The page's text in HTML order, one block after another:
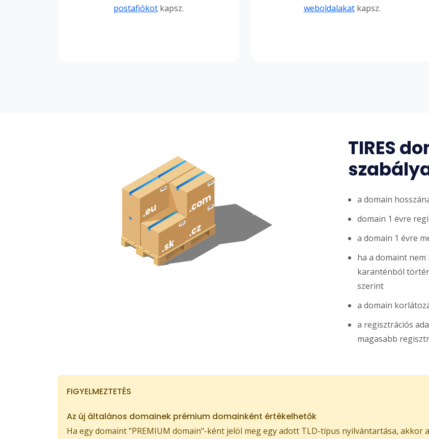
postafiókot kapsz.
weboldalakatkapsz.
TIRES
a domain
domain 1 évre
a domain 1 évre
ha a domaint
karanténból
szerint
a domain
a regisztrációs
magasabb
FIGYELMEZTETÉS
Az új általános domainek prémium domainként értékelhetők
Ha egy domaint "PREMIUM domain"-ként jelöl meg egy adott TLD-típus nyilvántartása, akkor